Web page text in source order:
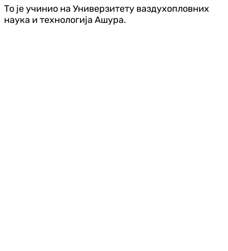
То је учинио на Универзитету ваздухопловних
наука и технологија Ашура.